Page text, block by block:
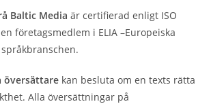
Baltic Media är certifierad enligt ISO
företagsmedlem i ELIA –Europeiska
översättare kan besluta om en texts rätta
Alla översättningar på